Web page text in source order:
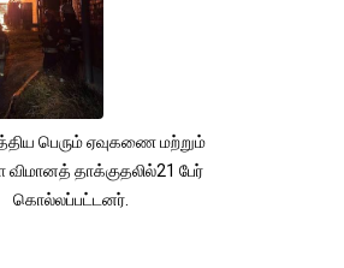
பெரும் ஏவுகணை மற்றும்
விமானத் தாக்குதலில்21 பேர்
கொல்லப்பட்டனர்.